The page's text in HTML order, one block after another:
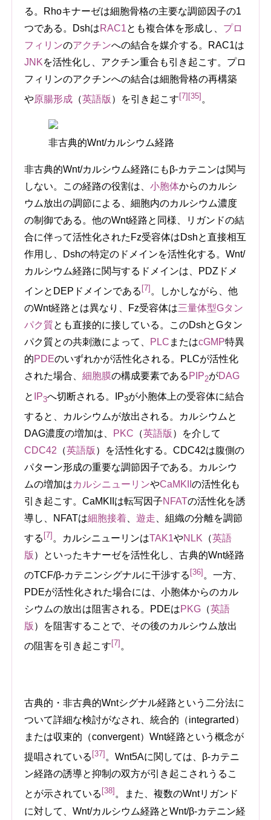
る。Rhoキナーゼは細胞骨格の主要な調節因子の1
つである。DshはRAC1とも複合体を形成し、 プロ
フィリンのアクチンへの結合を媒介する。RAC1は
JNKを活性化し、アクチン重合も引き起こす。プロ
フィリンのアクチンへの結合は細胞骨格の再構築
や原腸形成 （英語版 ） を引き起こす[7][35] 。
非古典的Wnt/カルシウム経路
非古典的Wnt/カルシウム経路にもβ-カテニンは関与
しない。この経路の役割は、小胞体からのカルシ
ウム放出の調節による、細胞内のカルシウム濃度
の制御である。他のWnt経路と同様、リガンドの結
合に伴って活性化されたFz受容体はDshと直接相互
作用し、Dshの特定のドメインを活性化する。Wnt/
カルシウム経路に関与するドメインは、PDZドメ
インとDEPドメインである [7] 。しかしながら、他
のWnt経路とは異なり、Fz受容体は三量体型Gタン
パク質とも直接的に接している。このDshとGタン
パク質との共刺激によって、
PLC またはcGMP特異
的PDEのいずれかが活性化される。PLCが活性化
された場合、細胞膜の構成要素である PIP2がDAG
と IP3へ切断される。IP3が小胞体上の受容体に結合
すると、カルシウムが放出される。カルシウムと
DAG濃度の増加は、
PKC （英語版 ）
を介して
CDC42 （英語版 ）
を活性化する。CDC42は腹側の
パターン形成の重要な調節因子である。カルシウ
ムの増加はカルシニューリンやCaMKIIの活性化も
引き起こす。CaMKIIは転写因子NFATの活性化を誘
導し、NFATは細胞接着 、遊走 、組織の分離を調節
する [7] 。カルシニューリンはTAK1やNLK （英語
版 ）
といったキナーゼを活性化し、古典的Wnt経路
のTCF/β-カテニンシグナルに干渉する [36] 。一方、
PDEが活性化された場合には、小胞体からのカル
シウムの放出は阻害される。PDEはPKG （英語
版 ）
を阻害することで、その後のカルシウム放出
の阻害を引き起こす [7] 。
古典的・非古典的Wntシグナル経路という二分法に
ついて詳細な検討がなされ、統合的（integrarted）
または収束的（convergent）Wnt経路という概念が
提唱されている [37] 。Wnt5Aに関しては、β-カテニ
ン経路の誘導と抑制の双方が引き起こされうるこ
とが示されている [38] 。また、複数のWntリガンド
に対して、Wnt/カルシウム経路とWnt/β-カテニン経